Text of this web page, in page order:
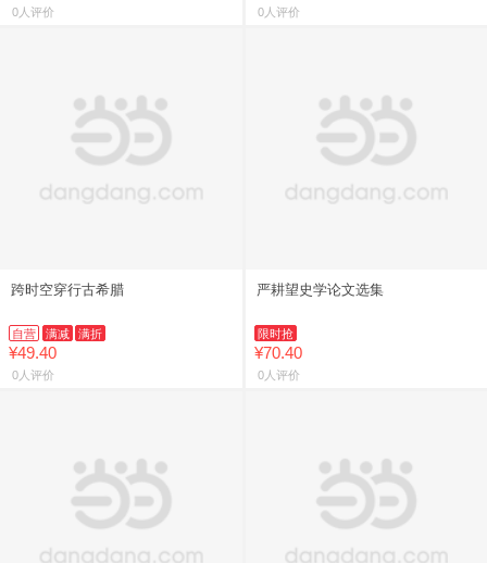
0人评价 0人评价
跨时空穿行古希腊
自营 满减 满折
¥49.40
0人评价
严耕望史学论文选集
限时抢
¥70.40
0人评价